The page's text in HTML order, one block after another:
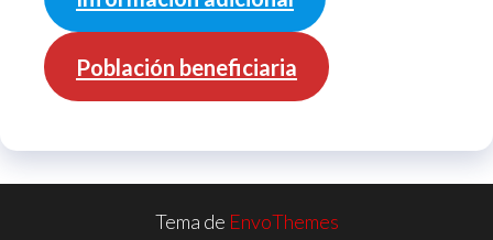
Población beneficiaria
Tema de EnvoThemes